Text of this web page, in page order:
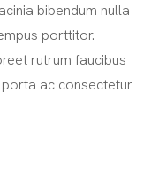
bibendum nulla
porttitor.
rutrum faucibus
ac consectetur